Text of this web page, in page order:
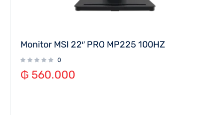
Monitor MSI 22″ PRO MP225 100HZ
0
₲ 560.000